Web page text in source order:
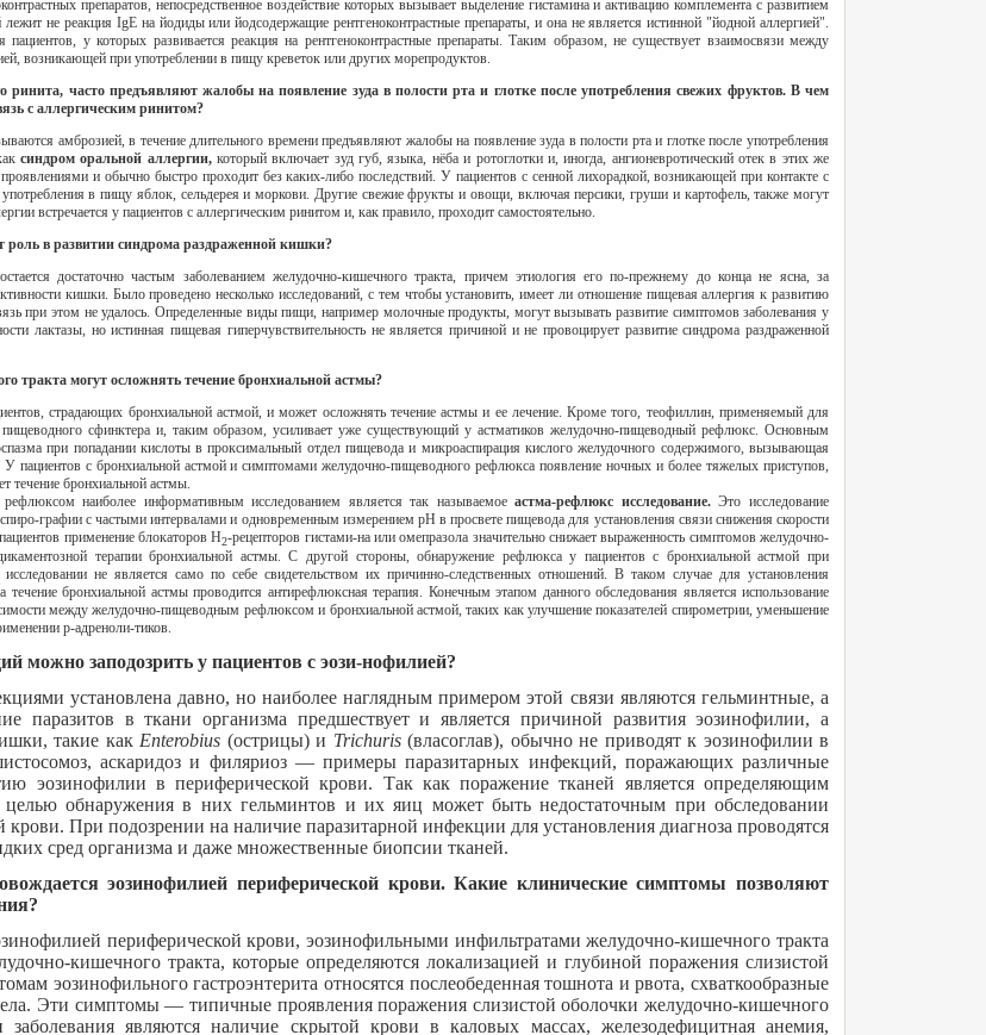
препаратов, непосредственное воздействие которых вызывает выделение гистамина и активацию комплемента с развитием
не реакция IgE на йодиды или йодсодержащие рентгеноконтрастные препараты, и она не является истинной "йодной аллергией".
у которых развивается реакция на рентгеноконтрастные препараты. Таким образом, не существует взаимосвязи между
возникающей при употреблении в пищу креветок или других морепродуктов.
ринита, часто предъявляют жалобы на появление зуда в полости рта и глотке после употребления свежих фруктов. В чем
с аллергическим ринитом?
амброзией, в течение длительного времени предъявляют жалобы на появление зуда в полости рта и глотке после употребления
синдром оральной аллергии, который включает зуд губ, языка, нёба и ротоглотки и, иногда, ангионевротический отек в этих же
и обычно быстро проходит без каких-либо последствий. У пациентов с сенной лихорадкой, возникающей при контакте с
в пищу яблок, сельдерея и моркови. Другие свежие фрукты и овощи, включая персики, груши и картофель, также могут
встречается у пациентов с аллергическим ринитом и, как правило, проходит самостоятельно.
роль в развитии синдрома раздраженной кишки?
достаточно частым заболеванием желудочно-кишечного тракта, причем этиология его по-прежнему до конца не ясна, за
кишки. Было проведено несколько исследований, с тем чтобы установить, имеет ли отношение пищевая аллергия к развитию
при этом не удалось. Определенные виды пищи, например молочные продукты, могут вызывать развитие симптомов заболевания у
лактазы, но истинная пищевая гиперчувствительность не является причиной и не провоцирует развитие синдрома раздраженной
тракта могут осложнять течение бронхиальной астмы?
страдающих бронхиальной астмой, и может осложнять течение астмы и ее лечение. Кроме того, теофиллин, применяемый для
пищеводного сфинктера и, таким образом, усиливает уже существующий у астматиков желудочно-пищеводный рефлюкс. Основным
при попадании кислоты в проксимальный отдел пищевода и микроаспирация кислого желудочного содержимого, вызывающая
У пациентов с бронхиальной астмой и симптомами желудочно-пищеводного рефлюкса появление ночных и более тяжелых приступов,
течение бронхиальной астмы.
наиболее информативным исследованием является так называемоеастма-рефлюкс исследование.Это исследование
графии с частыми интервалами и одновременным измерением рН в просвете пищевода для установления связи снижения скорости
применение блокаторов Н2-рецепторов гистами-на или омепразола значительно снижает выраженность симптомов желудочно-
терапии бронхиальной астмы. С другой стороны, обнаружение рефлюкса у пациентов с бронхиальной астмой при
не является само по себе свидетельством их причинно-следственных отношений. В таком случае для установления
бронхиальной астмы проводится антирефлюксная терапия. Конечным этапом данного обследования является использование
между желудочно-пищеводным рефлюксом и бронхиальной астмой, таких как улучшение показателей спирометрии, уменьшение
p-адреноли-тиков.
можно заподозрить у пациентов с эози-нофилией?
установлена давно, но наиболее наглядным примером этой связи являются гельминтные, а
паразитов в ткани организма предшествует и является причиной развития эозинофилии, а
такие как Enterobius (острицы) и Trichuris (власоглав), обычно не приводят к эозинофилии в
аскаридоз и филяриоз — примеры паразитарных инфекций, поражающих различные
эозинофилии в периферической крови. Так как поражение тканей является определяющим
целью обнаружения в них гельминтов и их яиц может быть недостаточным при обследовании
При подозрении на наличие паразитарной инфекции для установления диагноза проводятся
сред организма и даже множественные биопсии тканей.
эозинофилией периферической крови. Какие клинические симптомы позволяют
периферической крови, эозинофильными инфильтратами желудочно-кишечного тракта
кишечного тракта, которые определяются локализацией и глубиной поражения слизистой
эозинофильного гастроэнтерита относятся послеобеденная тошнота и рвота, схваткообразные
Эти симптомы — типичные проявления поражения слизистой оболочки желудочно-кишечного
являются наличие скрытой крови в каловых массах, железодефицитная анемия,